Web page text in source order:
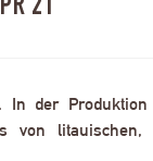
21
In der
von litauischen,